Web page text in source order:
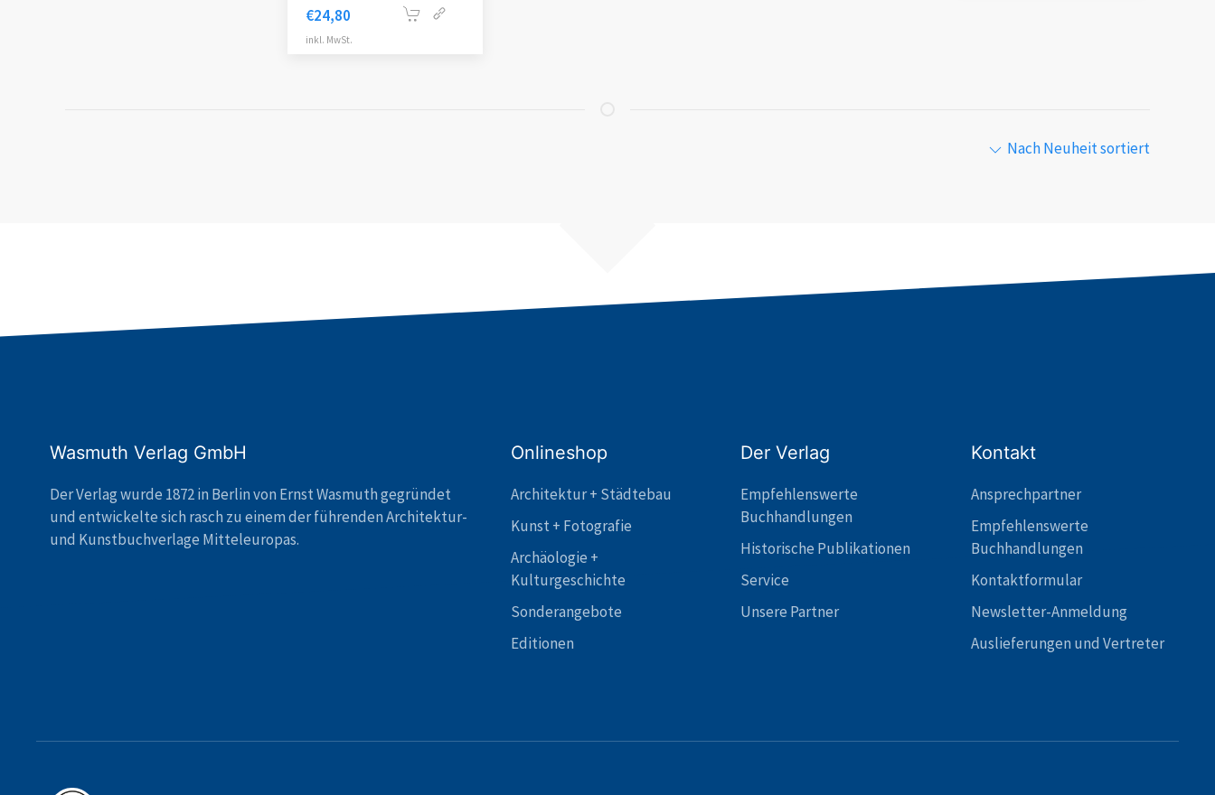
€24,80
inkl. MwSt.
Nach Neuheit sortiert
Wasmuth Verlag GmbH
Der Verlag wurde 1872 in Berlin von Ernst Wasmuth gegründet
und entwickelte sich rasch zu einem der führenden Architektur-
und Kunstbuchverlage Mitteleuropas.
Onlineshop
Architektur + Städtebau
Kunst + Fotografie
Archäologie +
Kulturgeschichte
Sonderangebote
Editionen
Der Verlag
Empfehlenswerte
Buchhandlungen
Historische Publikationen
Service
Unsere Partner
Kontakt
Ansprechpartner
Empfehlenswerte
Buchhandlungen
Kontaktformular
Newsletter-Anmeldung
Auslieferungen und Vertreter